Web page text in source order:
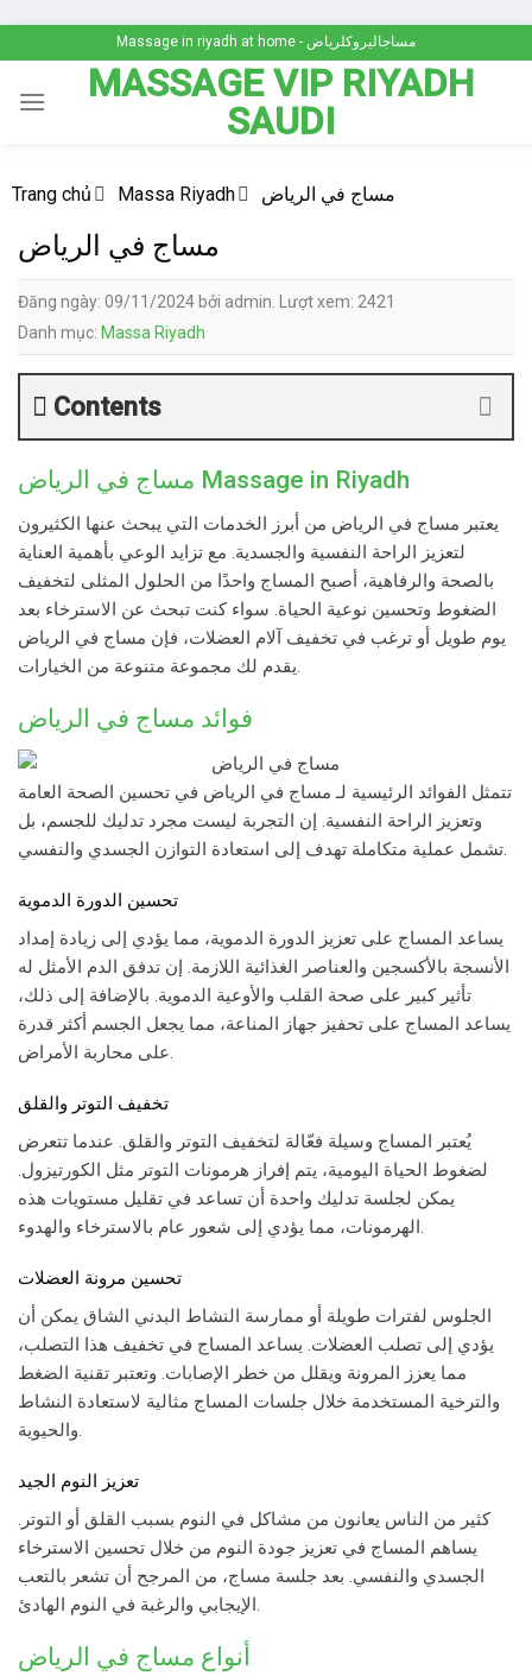
to
content
Massage in riyadh at home - مساجاليروكلرياض
MASSAGE VIP RIYADH
SAUDI
Trang chủ Massa Riyadh مساج في الرياض
مساج في الرياض
Đăng ngày: 09/11/2024 bởi admin. Lượt xem: 2421
Danh mục: Massa Riyadh
Contents
مساج في الرياض Massage in Riyadh
يعتبر مساج في الرياض من أبرز الخدمات التي يبحث عنها الكثيرون
لتعزيز الراحة النفسية والجسدية. مع تزايد الوعي بأهمية العناية
بالصحة والرفاهية، أصبح المساج واحدًا من الحلول المثلى لتخفيف
الضغوط وتحسين نوعية الحياة. سواء كنت تبحث عن الاسترخاء بعد
يوم طويل أو ترغب في تخفيف آلام العضلات، فإن مساج في الرياض
يقدم لك مجموعة متنوعة من الخيارات.
فوائد مساج في الرياض
تتمثل الفوائد الرئيسية لـ مساج في الرياض في تحسين الصحة العامة
وتعزيز الراحة النفسية. إن التجربة ليست مجرد تدليك للجسم، بل
تشمل عملية متكاملة تهدف إلى استعادة التوازن الجسدي والنفسي.
تحسين الدورة الدموية
يساعد المساج على تعزيز الدورة الدموية، مما يؤدي إلى زيادة إمداد
الأنسجة بالأكسجين والعناصر الغذائية اللازمة. إن تدفق الدم الأمثل له
تأثير كبير على صحة القلب والأوعية الدموية. بالإضافة إلى ذلك،
يساعد المساج على تحفيز جهاز المناعة، مما يجعل الجسم أكثر قدرة
على محاربة الأمراض.
تخفيف التوتر والقلق
يُعتبر المساج وسيلة فعّالة لتخفيف التوتر والقلق. عندما تتعرض
لضغوط الحياة اليومية، يتم إفراز هرمونات التوتر مثل الكورتيزول.
يمكن لجلسة تدليك واحدة أن تساعد في تقليل مستويات هذه
الهرمونات، مما يؤدي إلى شعور عام بالاسترخاء والهدوء.
تحسين مرونة العضلات
الجلوس لفترات طويلة أو ممارسة النشاط البدني الشاق يمكن أن
يؤدي إلى تصلب العضلات. يساعد المساج في تخفيف هذا التصلب،
مما يعزز المرونة ويقلل من خطر الإصابات. وتعتبر تقنية الضغط
والترخية المستخدمة خلال جلسات المساج مثالية لاستعادة النشاط
والحيوية.
تعزيز النوم الجيد
كثير من الناس يعانون من مشاكل في النوم بسبب القلق أو التوتر.
يساهم المساج في تعزيز جودة النوم من خلال تحسين الاسترخاء
الجسدي والنفسي. بعد جلسة مساج، من المرجح أن تشعر بالتعب
الإيجابي والرغبة في النوم الهادئ.
أنواع مساج في الرياض